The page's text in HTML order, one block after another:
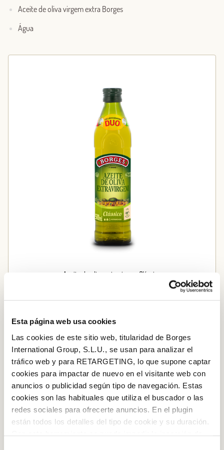
Esta página web usa cookies
Las cookies de este sitio web, titularidad de Borges
International Group, S.L.U., se usan para analizar el
tráfico web y para RETARGETING, lo que supone captar
cookies para impactar de nuevo en el visitante web con
anuncios o publicidad según tipo de navegación. Estas
cookies son las habituales que utiliza el buscador o las
redes sociales para ofrecerte anuncios. En el plugin
están todos los detalles del tipo de cookie y su duración.
Aceite de oliva virgem extra Borges
Água
Azeite de oliva extravirgem Clássico
STEP BY STEP
Step 1
Cozer as batatas com casca em água com um pouco
de sal. Uma vez cozidas, descascá-las e preparar um
purê adicionando um pouco de azeite de oliva.